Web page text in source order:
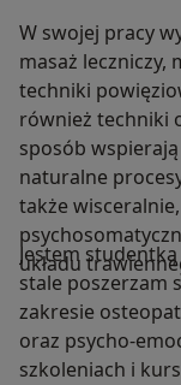
W swojej pracy
masaż leczniczy,
techniki
również techniki
sposób
naturalne
także
układu
Jestem studentką
stale poszerzam
zakresie
oraz psycho-
szkoleniach i